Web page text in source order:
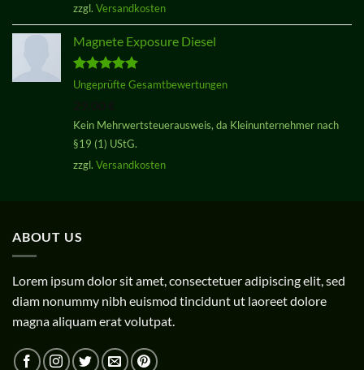
zzgl. Versandkosten
Magnete Exposure Diesel
Bewertet
Ungeprüfte Gesamtbewertungen
Kein Mehrwertsteuerausweis, da Kleinunternehmer nach
§19 (1) UStG.
zzgl. Versandkosten
ABOUT US
Lorem ipsum dolor sit amet, consectetuer adipiscing elit, sed
diam nonummy nibh euismod tincidunt ut laoreet dolore
magna aliquam erat volutpat.